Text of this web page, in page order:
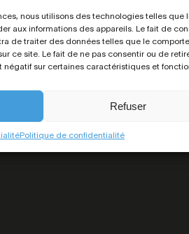
nous utilisons des technologies telles que
aux informations des appareils. Le fait de
de traiter des données telles que le
ce site. Le fait de ne pas consentir ou de
négatif sur certaines caractéristiques et
Refuser
Politique de confidentialité